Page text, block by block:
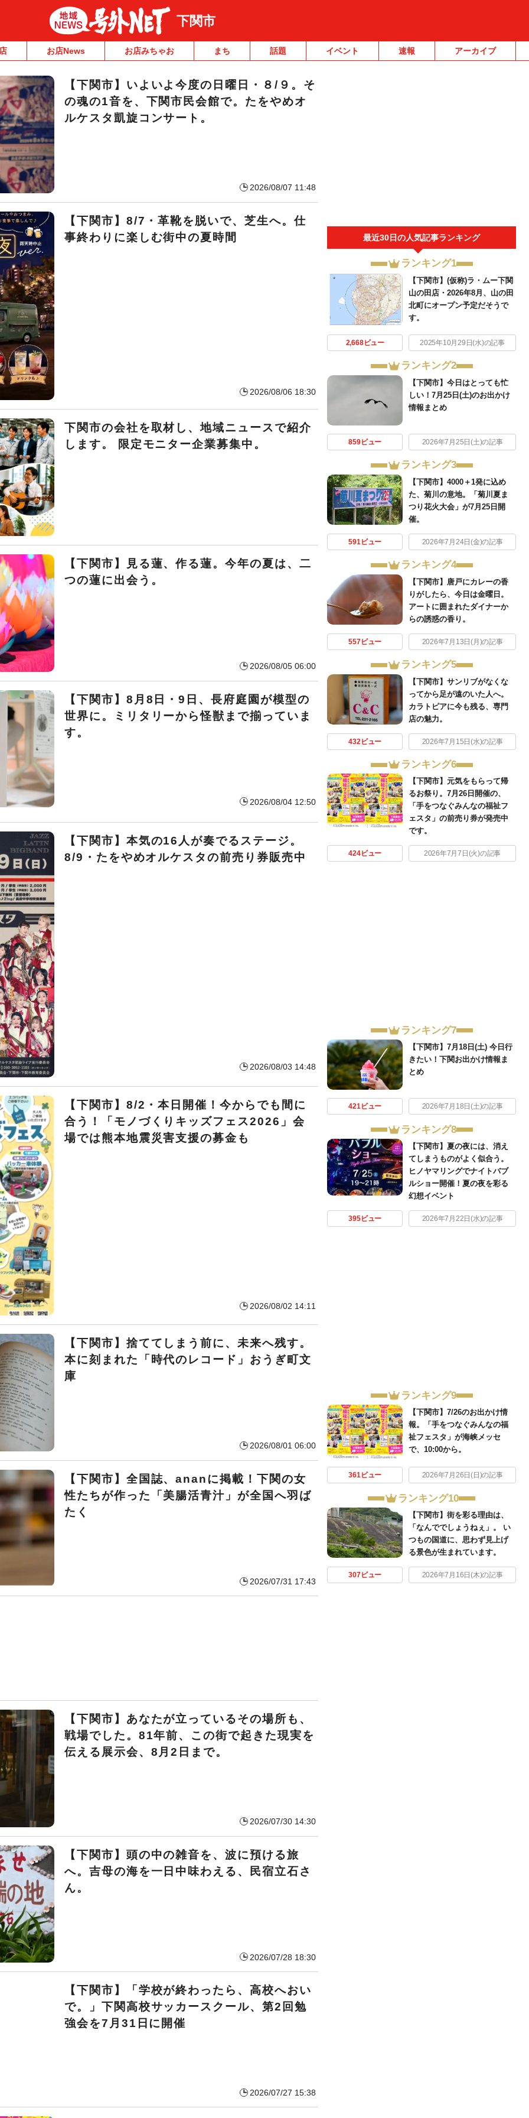
下関市
お店News お店みちゃお まち 話題 イベント 速報 アーカイブ
【下関市】いよいよ今度の日曜日・８/９。そ
の魂の1音を、下関市民会館で。たをやめオ
ルケスタ凱旋コンサート。
2026/08/07 11:48
【下関市】8/7・革靴を脱いで、芝生へ。仕
事終わりに楽しむ街中の夏時間
2026/08/06 18:30
下関市の会社を取材し、地域ニュースで紹介
します。 限定モニター企業募集中。
【下関市】見る蓮、作る蓮。今年の夏は、二
つの蓮に出会う。
2026/08/05 06:00
【下関市】8月8日・9日、長府庭園が模型の
世界に。ミリタリーから怪獣まで揃っていま
す。
2026/08/04 12:50
【下関市】本気の16人が奏でるステージ。
8/9・たをやめオルケスタの前売り券販売中
2026/08/03 14:48
【下関市】8/2・本日開催！今からでも間に
合う！「モノづくりキッズフェス2026」会
場では熊本地震災害支援の募金も
2026/08/02 14:11
【下関市】捨ててしまう前に、未来へ残す。
本に刻まれた「時代のレコード」おうぎ町文
庫
2026/08/01 06:00
【下関市】全国誌、ananに掲載！下関の女
性たちが作った「美腸活青汁」が全国へ羽ば
たく
2026/07/31 17:43
【下関市】あなたが立っているその場所も、
戦場でした。81年前、この街で起きた現実を
伝える展示会、8月2日まで。
2026/07/30 14:30
【下関市】頭の中の雑音を、波に預ける旅
へ。吉母の海を一日中味わえる、民宿立石さ
ん。
2026/07/28 18:30
【下関市】「学校が終わったら、高校へおい
で。」下関高校サッカースクール、第2回勉
強会を7月31日に開催
2026/07/27 15:38
最近30日の人気記事ランキング
ランキング1
【下関市】(仮称)ラ・ムー下関
山の田店・2026年8月、山の田
北町にオープン予定だそうで
す。
2,668ビュー 2025年10月29日(水)の記事
ランキング2
【下関市】今日はとっても忙
しい！7月25日(土)のお出かけ
情報まとめ
859ビュー 2026年7月25日(土)の記事
ランキング3
【下関市】4000＋1発に込め
た、菊川の意地。「菊川夏ま
つり花火大会」が7月25日開
催。
591ビュー 2026年7月24日(金)の記事
ランキング4
【下関市】唐戸にカレーの香
りがしたら、今日は金曜日。
アートに囲まれたダイナーか
らの誘惑の香り。
557ビュー 2026年7月13日(月)の記事
ランキング5
【下関市】サンリブがなくな
ってから足が遠のいた人へ。
カラトピアに今も残る、専門
店の魅力。
432ビュー 2026年7月15日(水)の記事
ランキング6
【下関市】元気をもらって帰
るお祭り。7月26日開催の、
「手をつなぐみんなの福祉フ
ェスタ」の前売り券が発売中
です。
424ビュー 2026年7月7日(火)の記事
ランキング7
【下関市】7月18日(土) 今日行
きたい！下関お出かけ情報ま
とめ
421ビュー 2026年7月18日(土)の記事
ランキング8
【下関市】夏の夜には、消え
てしまうものがよく似合う。
ヒノヤマリングでナイトバブ
ルショー開催！夏の夜を彩る
幻想イベント
395ビュー 2026年7月22日(水)の記事
ランキング9
【下関市】7/26のお出かけ情
報。「手をつなぐみんなの福
祉フェスタ」が海峡メッセ
で、10:00から。
361ビュー 2026年7月26日(日)の記事
ランキング10
【下関市】街を彩る理由は、
「なんででしょうねぇ」。 い
つもの国道に、思わず見上げ
る景色が生まれています。
307ビュー 2026年7月16日(木)の記事